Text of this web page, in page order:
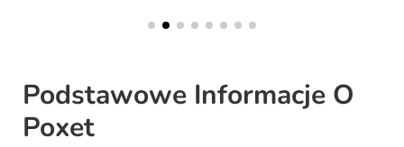
Podstawowe Informacje O
Poxet